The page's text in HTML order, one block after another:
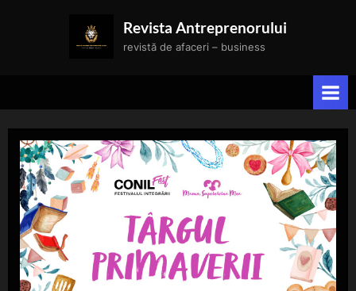
Revista Antreprenorului
revistă de afaceri – business